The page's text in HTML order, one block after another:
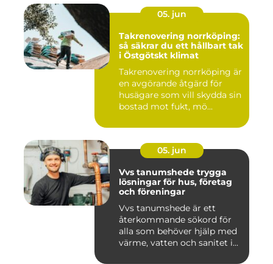
05. jun
Takrenovering norrköping:
så säkrar du ett hållbart tak
i Östgötskt klimat
Takrenovering norrköping är
en avgörande åtgärd för
husägare som vill skydda sin
bostad mot fukt, mö...
05. jun
Vvs tanumshede trygga
lösningar för hus, företag
och föreningar
Vvs tanumshede är ett
återkommande sökord för
alla som behöver hjälp med
värme, vatten och sanitet i...